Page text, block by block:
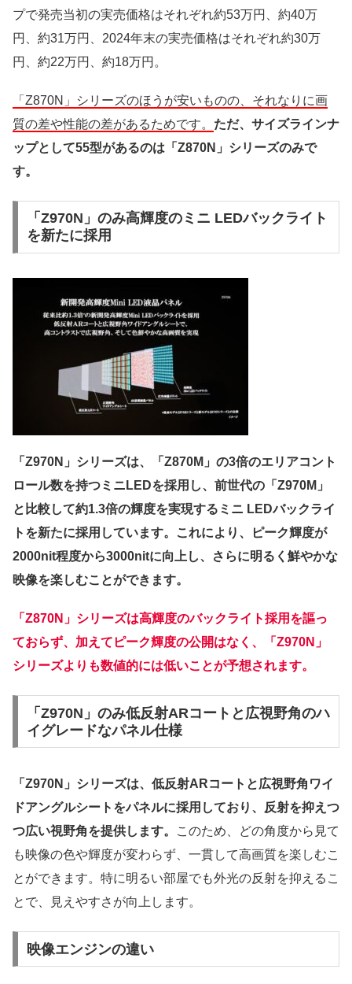
プで発売当初の実売価格はそれぞれ約53万円、約40万
円、約31万円、2024年末の実売価格はそれぞれ約30万
円、約22万円、約18万円。
「Z870N」シリーズのほうが安いものの、それなりに画
質の差や性能の差があるためです。 ただ、サイズラインナ
ップとして55型があるのは「Z870N」シリーズのみで
す。
「Z970N」のみ高輝度のミニ LEDバックライト
を新たに採用
「Z970N」シリーズは、「Z870M」の3倍のエリアコント
ロール数を持つミニLEDを採用し、前世代の「Z970M」
と比較して約1.3倍の輝度を実現するミニ LEDバックライ
トを新たに採用しています。これにより、ピーク輝度が
2000nit程度から3000nitに向上し、さらに明るく鮮やかな
映像を楽しむことができます。
「Z870N」シリーズは高輝度のバックライト採用を謳っ
ておらず、加えてピーク輝度の公開はなく、「Z970N」
シリーズよりも数値的には低いことが予想されます。
「Z970N」のみ低反射ARコートと広視野角のハ
イグレードなパネル仕様
「Z970N」シリーズは、低反射ARコートと広視野角ワイ
ドアングルシートをパネルに採用しており、反射を抑えつ
つ広い視野角を提供します。
このため、どの角度から見て
も映像の色や輝度が変わらず、一貫して高画質を楽しむこ
とができます。特に明るい部屋でも外光の反射を抑えるこ
とで、見えやすさが向上します。
映像エンジンの違い